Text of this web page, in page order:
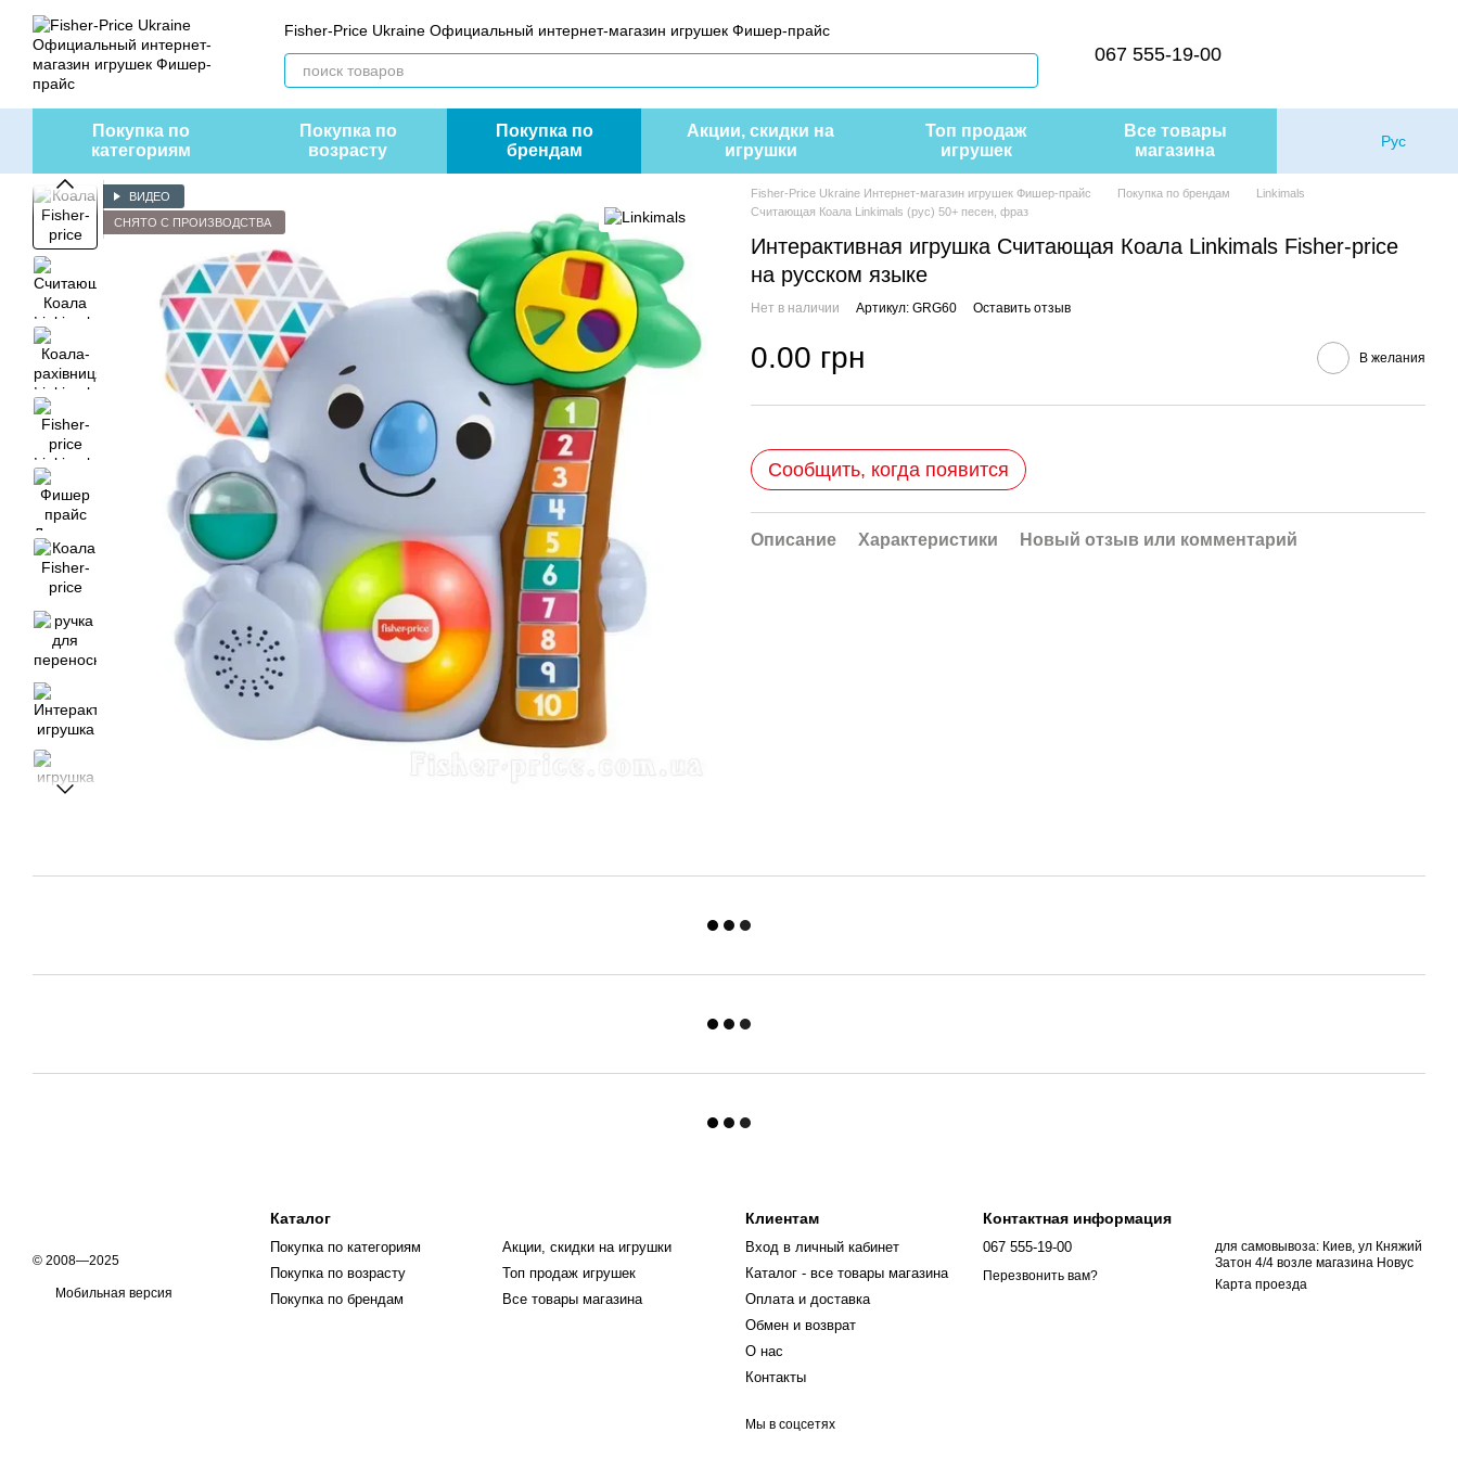
Перейти к основному контенту
Fisher-Price Ukraine Официальный интернет-магазин игрушек Фишер-прайс
067 555-19-00
Покупка по
категориям
Покупка по
возрасту
Покупка по
брендам
Акции, скидки на
игрушки
Топ продаж
игрушек
Все товары
магазина
Рус
ВИДЕО
СНЯТО С ПРОИЗВОДСТВА
Fisher-Price Ukraine Интернет-магазин игрушек Фишер-прайс Покупка по брендам
Linkimals
Считающая Коала Linkimals (рус) 50+ песен, фраз
Интерактивная игрушка Считающая Коала Linkimals Fisher-price
на русском языке
Нет в наличии Артикул: GRG60 Оставить отзыв
0.00 грн В желания
Сообщить, когда появится
Описание Характеристики Новый отзыв или комментарий
© 2008—2025
Мобильная версия
Каталог
Покупка по категориям
Покупка по возрасту
Покупка по брендам
Акции, скидки на игрушки
Топ продаж игрушек
Все товары магазина
Клиентам
Вход в личный кабинет
Каталог - все товары магазина
Оплата и доставка
Обмен и возврат
О нас
Контакты
Мы в соцсетях
Контактная информация
067 555-19-00
Перезвонить вам?
для самовывоза: Киев, ул Княжий
Затон 4/4 возле магазина Новус
Карта проезда